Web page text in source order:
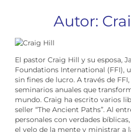
Autor:
El pastor Craig Hill y su esposa,
Foundations International (FFI),
sin fines de lucro. A través de
seminarios anuales que
mundo. Craig ha escrito varios
seller “The Ancient Paths”. Al
personales con verdades
el velo de la mente y ministrar a